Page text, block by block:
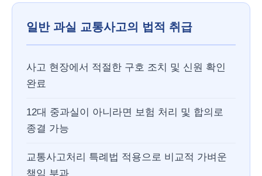
일반 과실 교통사고의 법적 취급
사고 현장에서 적절한 구호 조치 및 신원 확인
완료
12대 중과실이 아니라면 보험 처리 및 합의로
종결 가능
교통사고처리 특례법 적용으로 비교적 가벼운
책임 부과